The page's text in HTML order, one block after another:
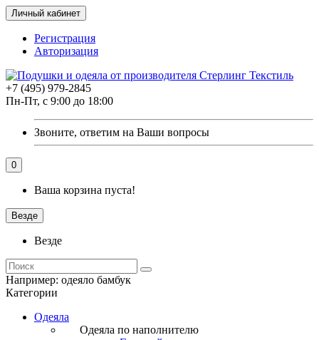
Личный кабинет
Регистрация
Авторизация
+7 (495) 979-2845
Пн-Пт, с 9:00 до 18:00
Звоните, ответим на Ваши вопросы
0
Ваша корзина пуста!
Везде
Везде
Например: одеяло бамбук
Категории
Одеяла
Одеяла по наполнителю